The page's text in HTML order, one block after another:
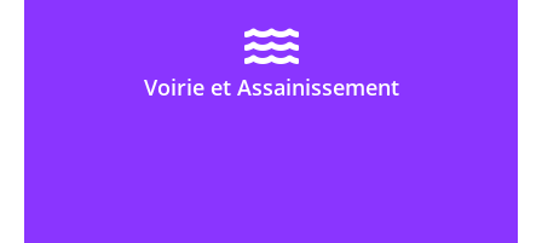
Voirie et Assainissement
dans tous vos travaux de carrelage
et faience dans l'Oise.